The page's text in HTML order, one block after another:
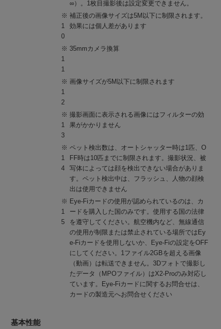
∞）。1枚目撮影後は設定変更できません。
※
1
0
補正後の画像サイズは5M以下に制限されます。
効果には個人差があります
※
1
1
35mmカメラ換算
※
1
2
画像サイズが5M以下に制限されます
※
1
3
撮影画面に表示される画像にはフィルターの効
果がかかりません
※
1
4
ペット検出数は、オートシャッター時は1匹、O
FF時は10匹までに制限されます。撮影状況、被
写体によっては顔を検出できない場合がありま
す。ペット検出中は、フラッシュ、人物の顔検
出は使用できません
※
1
5
Eye-Fiカードの使用が認められているのは、カ
ードを購入した国のみです。使用する国の法律
を遵守してください。航空機内など、無線通信
の使用が制限または禁止されている場所ではEy
e-Fiカードを使用しないか、Eye-Fiの設定をOFF
にしてください。1ファイル2GBを超える画像
（動画）は転送できません。3Dフォトで撮影し
たデータ（MPOファイル）はX2-Proのみ対応し
ています。Eye-Fiカードに関するお問合せは、
カードの製造元へお問合せください
基本性能